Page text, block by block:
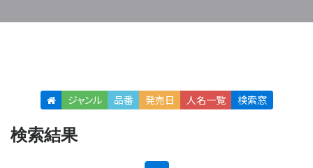
ジャンル 品番 発売日 人名一覧 検索窓
検索結果